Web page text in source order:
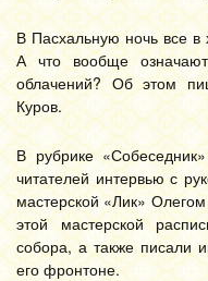
В Пасхальную ночь все
А что вообще
облачений? Об этом
Куров.
В рубрике
читателей интервью с
мастерской «Лик»
этой мастерской
собора, а также писали
его фронтоне.